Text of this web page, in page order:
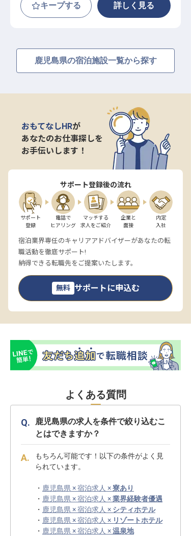
キープする 詳しく見る
鹿児島県の宿泊施設一覧から探す
おもてなしHRが
あなたのお仕事探しを
お手伝いします！
サポート登録後の流れ
サポート
登録
電話で
ヒアリング
マッチする
求人をご紹介
企業と
面接
内定
入社
宿泊業界専任のキャリアアドバイザーがあなたの転
職活動を徹底サポート!
納得できる転職先をご提案いたします。
無料 サポートに申込む
よくある質問
鹿児島県の求人を条件で絞り込むこ
とはできますか？
もちろん可能です！以下の条件がよく見
られています。
・ 鹿児島県 × 宿泊求人 ×寮あり
・ 鹿児島県 × 宿泊求人 ×業界経験者優遇
・ 鹿児島県 × 宿泊求人 × シティホテル
・ 鹿児島県 × 宿泊求人 × リゾートホテル
・ 鹿児島県 × 宿泊求人 ×温泉地